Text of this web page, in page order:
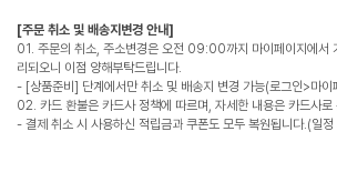
[주문 취소 및 배송지변경 안내]
01. 주문의 취소, 주소변경은 오전 09:00까지 마이페이지에서
리되오니 이점 양해부탁드립니다.
- [상품준비] 단계에서만 취소 및 배송지 변경 가능(로그인>마이
02. 카드 환불은 카드사 정책에 따르며, 자세한 내용은 카드사로
- 결제 취소 시 사용하신 적립금과 쿠폰도 모두 복원됩니다.(일정